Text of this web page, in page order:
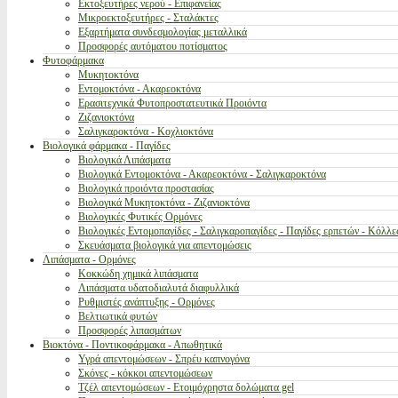
Εκτοξευτήρες νερού - Επιφανείας
Μικροεκτοξευτήρες - Σταλάκτες
Εξαρτήματα συνδεσμολογίας μεταλλικά
Προσφορές αυτόματου ποτίσματος
Φυτοφάρμακα
Μυκητοκτόνα
Εντομοκτόνα - Ακαρεοκτόνα
Ερασιτεχνικά Φυτοπροστατευτικά Προιόντα
Ζιζανιοκτόνα
Σαλιγκαροκτόνα - Κοχλιοκτόνα
Βιολογικά φάρμακα - Παγίδες
Βιολογικά Λιπάσματα
Βιολογικά Εντομοκτόνα - Ακαρεοκτόνα - Σαλιγκαροκτόνα
Βιολογικά προιόντα προστασίας
Βιολογικά Μυκητοκτόνα - Ζιζανιοκτόνα
Βιολογικές Φυτικές Ορμόνες
Βιολογικές Εντομοπαγίδες - Σαλιγκαροπαγίδες - Παγίδες ερπετών -
Σκευάσματα βιολογικά για απεντομώσεις
Λιπάσματα - Ορμόνες
Κοκκώδη χημικά λιπάσματα
Λιπάσματα υδατοδιαλυτά διαφυλλικά
Ρυθμιστές ανάπτυξης - Ορμόνες
Βελτιωτικά φυτών
Προσφορές λιπασμάτων
Βιοκτόνα - Ποντικοφάρμακα - Απωθητικά
Υγρά απεντομώσεων - Σπρέυ καπνογόνα
Σκόνες - κόκκοι απεντομώσεων
Τζέλ απεντομώσεων - Ετοιμόχρηστα δολώματα gel